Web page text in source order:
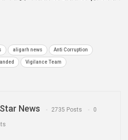
aligarh news Anti Corruption
Vigilance Team
News 2735 Posts 0